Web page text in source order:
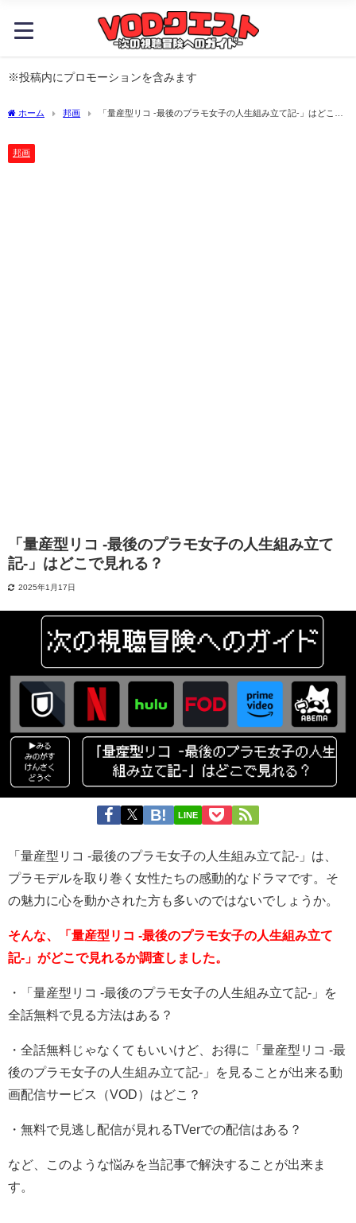
※投稿内にプロモーションを含みます
ホーム 邦画
「量産型リコ -最後のプラモ女子の人生組み立て記-」はどこで
邦画
「量産型リコ -最後のプラモ女子の人生組み立て
記-」はどこで見れる？
2025年1月17日
LINE
「量産型リコ -最後のプラモ女子の人生組み立て記-」は、
プラモデルを取り巻く女性たちの感動的なドラマです。そ
の魅力に心を動かされた方も多いのではないでしょうか。
そんな、「量産型リコ -最後のプラモ女子の人生組み立て
記-」がどこで見れるか調査しました。
・「量産型リコ -最後のプラモ女子の人生組み立て記-」を
全話無料で見る方法はある？
・全話無料じゃなくてもいいけど、お得に「量産型リコ -最
後のプラモ女子の人生組み立て記-」を見ることが出来る動
画配信サービス（VOD）はどこ？
・無料で見逃し配信が見れるTVerでの配信はある？
など、このような悩みを当記事で解決することが出来ま
す。